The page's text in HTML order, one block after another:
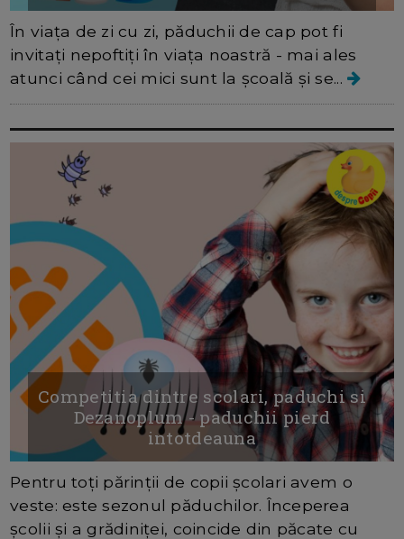
În viața de zi cu zi, păduchii de cap pot fi
invitați nepoftiți în viața noastră - mai ales
atunci când cei mici sunt la școală și se...
Competitia dintre scolari, paduchi si
Dezanoplum - paduchii pierd
intotdeauna
Pentru toți părinții de copii școlari avem o
veste: este sezonul păduchilor. Începerea
școlii și a grădiniței, coincide din păcate cu